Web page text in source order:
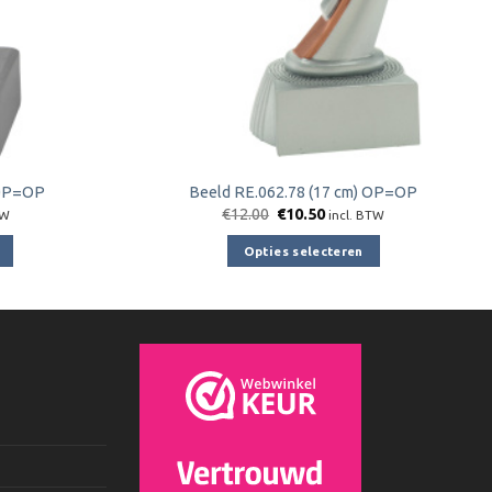
Beeld RE.062.78 (17 cm) OP=OP
€12.00 Oorspronkelijke
€12.00.
€10.50Huidige
is:
€10.50.
incl. BTW
Opties selecteren
variaties.
Deze
gekozen